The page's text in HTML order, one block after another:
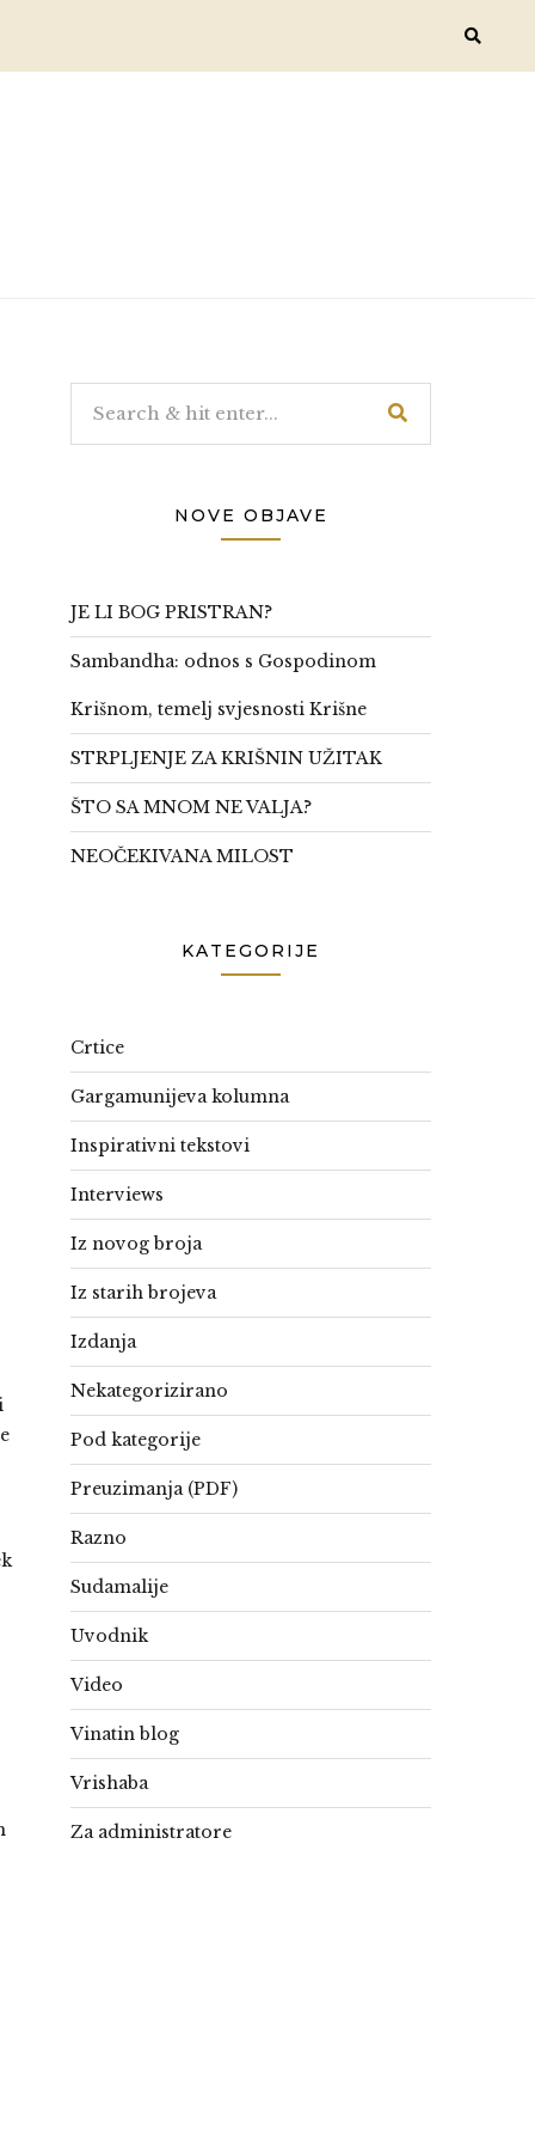
NOVE OBJAVE
JE LI BOG PRISTRAN?
Sambandha: odnos s Gospodinom
Krišnom, temelj svjesnosti Krišne
STRPLJENJE ZA KRIŠNIN UŽITAK
ŠTO SA MNOM NE VALJA?
NEOČEKIVANA MILOST
KATEGORIJE
Crtice
Gargamunijeva kolumna
Inspirativni tekstovi
Interviews
Iz novog broja
Iz starih brojeva
Izdanja
Nekategorizirano
Pod kategorije
Preuzimanja (PDF)
Razno
Sudamalije
Uvodnik
Video
Vinatin blog
Vrishaba
Za administratore